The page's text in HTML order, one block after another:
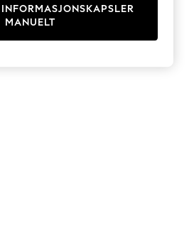
MANUELT